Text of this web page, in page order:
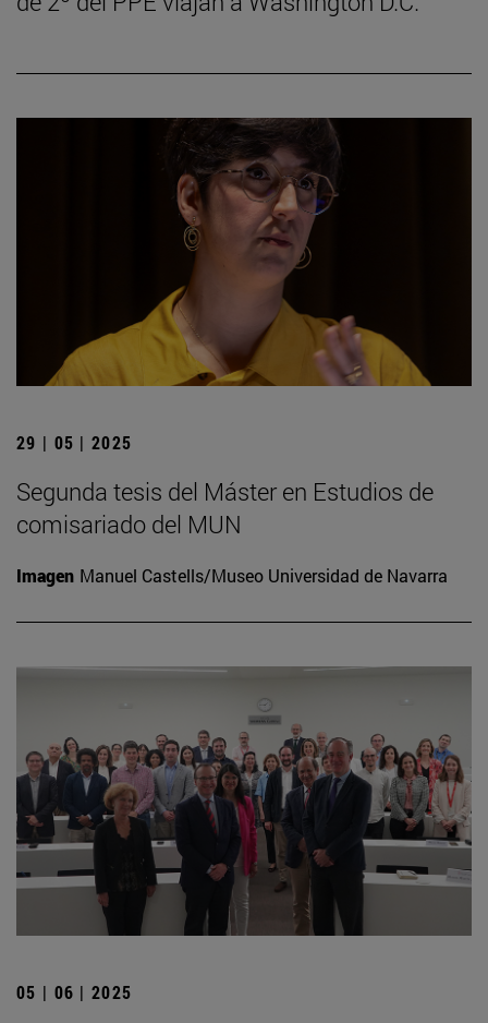
29 | 05 | 2025
Segunda tesis del Máster en Estudios de
comisariado del MUN
Imagen Manuel Castells/Museo Universidad de Navarra
05 | 06 | 2025